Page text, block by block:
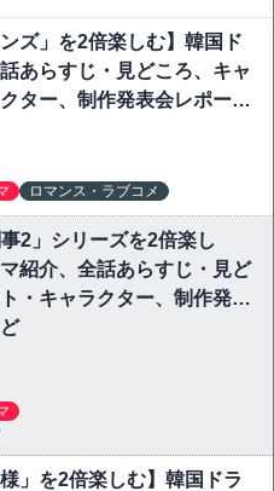
ンズ」を2倍楽しむ】韓国ド
あらすじ・見どころ、キャ
ター、制作発表会レポート
ロマンス・ラブコメ
事2」シリーズを2倍楽し
紹介、全話あらすじ・見ど
・キャラクター、制作発表
様」を2倍楽しむ】韓国ドラ